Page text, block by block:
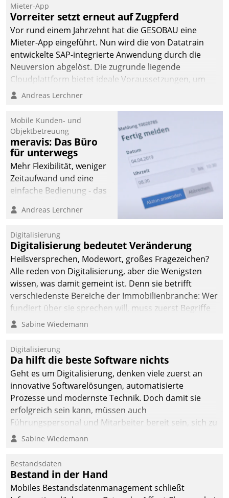
Mieter-App
Vorreiter setzt erneut auf Zugpferd
Vor rund einem Jahrzehnt hat die GESOBAU eine
Mieter-App eingeführt. Nun wird die von Datatrain
entwickelte SAP-integrierte Anwendung durch die
Neuversion abgelöst. Die zugrunde liegende
Cloudplattform bietet ideale Voraussetzungen, um
die Funktionalität der App zu erweitern und weitere
integrieren.
Andreas Lerchner
Mobile Kunden- und
Objektbetreuung
meravis: Das Büro
für unterwegs
Mehr Flexibilität, weniger
Zeitaufwand und eine
einfache Bedienung - das
Cockpit für mobile
Datatrain. Die meravis
Wohnungsbau- und
Immobilien GmbH hat
sich dabei für den Betrieb
der Lösung über die SAP
Cloud Platform
entschieden - als erstes
Unternehmen am
Andreas Lerchner
Digitalisierung
Digitalisierung bedeutet Veränderung
Heilsversprechen, Modewort, großes Fragezeichen?
Alle reden von Digitalisierung, aber die Wenigsten
wissen, was damit gemeint ist. Denn sie betrifft
verschiedenste Bereiche der Immobilienbranche: Wer
fundiert über sie sprechen will, muss zuerst Begriffe
klären. Ein Aspekt ist die betriebliche Optimierung:
Einsparungen durch optimierte und automatisierte
Prozesse. Doch man darf nicht zu viel erwarten: Allein
mit der Einführung einer neuen Software ist es nicht
getan. Die Digitalisierung erfordert von Unternehmen
die Bereitschaft, sich zu überprüfen, zu hinterfragen
und zu verändern.
Sabine Wiedemann
Digitalisierung
Da hilft die beste Software nichts
Geht es um Digitalisierung, denken viele zuerst an
innovative Softwarelösungen, automatisierte
Prozesse und modernste Technik. Doch damit sie
erfolgreich sein kann, müssen auch
Führungspersonal und Mitarbeiter bereit sein, sich zu
verändern und anzupassen, sonst werden sie an ihr
Sabine Wiedemann
Bestandsdaten
Bestand in der Hand
Mobiles Bestandsdatenmanagement schließt